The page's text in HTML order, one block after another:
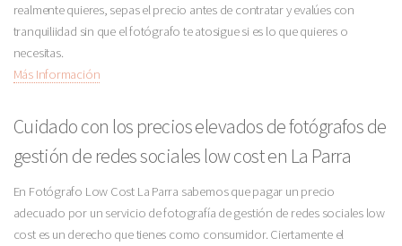
realmente quieres, sepas el precio antes de contratar y evalúes con
tranquiliidad sin que el fotógrafo te atosigue si es lo que quieres o
necesitas.
Más Información
Cuidado con los precios elevados de fotógrafos de
gestión de redes sociales low cost en La Parra
En Fotógrafo Low Cost La Parra sabemos que pagar un precio
adecuado por un servicio de fotografía de gestión de redes sociales low
cost es un derecho que tienes como consumidor. Ciertamente el